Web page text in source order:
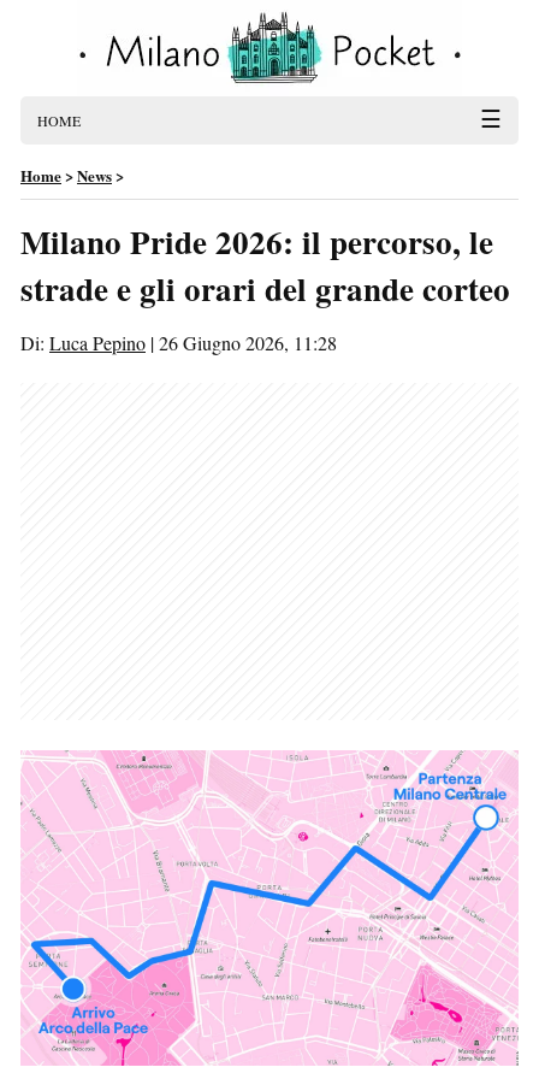
HOME ☰
Home>News>
Milano Pride 2026: il percorso, le
strade e gli orari del grande corteo
Di: Luca Pepino |26 Giugno 2026, 11:28